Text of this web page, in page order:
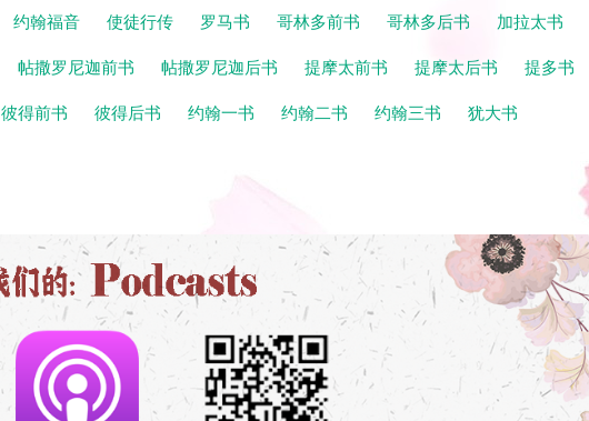
约翰福音 使徒行传 罗马书 哥林多前书 哥林多后书
加拉太书
帖撒罗尼迦前书 帖撒罗尼迦后书 提摩太前书 提摩太后书
提多书
彼得前书 彼得后书 约翰一书 约翰二书 约翰三书
犹大书